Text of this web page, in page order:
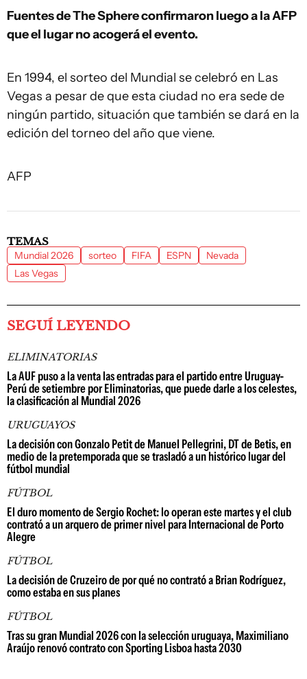
Fuentes de The Sphere confirmaron luego a la AFP
que el lugar no acogerá el evento.
En 1994, el sorteo del Mundial se celebró en Las
Vegas a pesar de que esta ciudad no era sede de
ningún partido, situación que también se dará en la
edición del torneo del año que viene.
AFP
TEMAS
Mundial 2026 sorteo FIFA ESPN
Nevada
Las Vegas
SEGUÍ LEYENDO
ELIMINATORIAS
La AUF puso a la venta las entradas para el partido entre Uruguay-
Perú de setiembre por Eliminatorias, que puede darle a los celestes,
la clasificación al Mundial 2026
URUGUAYOS
La decisión con Gonzalo Petit de Manuel Pellegrini, DT de Betis, en
medio de la pretemporada que se trasladó a un histórico lugar del
fútbol mundial
FÚTBOL
El duro momento de Sergio Rochet: lo operan este martes y el club
contrató a un arquero de primer nivel para Internacional de Porto
Alegre
FÚTBOL
La decisión de Cruzeiro de por qué no contrató a Brian Rodríguez,
como estaba en sus planes
FÚTBOL
Tras su gran Mundial 2026 con la selección uruguaya, Maximiliano
Araújo renovó contrato con Sporting Lisboa hasta 2030